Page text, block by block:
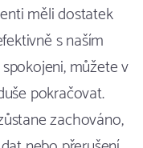
měli dostatek
s naším
můžete v
pokračovat.
zachováno,